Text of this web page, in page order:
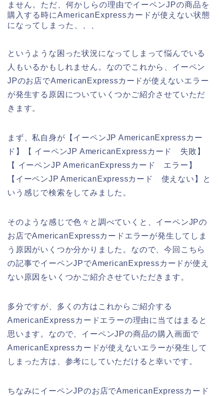
ません。ただ、何かしらの理由でイーペンJPの商品を
購入する時にAmericanExpressカードが使えない状態
になってしまった、、、
というような困った状況になってしまって悩んでいる
人もいるかもしれません。なのでこれから、イーペン
JPのお店でAmericanExpressカードが使えないエラー
が発生する原因についていくつかご紹介させていただ
きます。
まず、私自身が【イーペンJP AmericanExpressカー
ド】【 イーペンJP AmericanExpressカード 失敗】
【 イーペンJP AmericanExpressカード エラー】
【イーペンJP AmericanExpressカード 使えない】と
いう感じで検索をしてみました。
そのような感じで色々と調べていくと、イーペンJPの
お店でAmericanExpressカードエラーが発生してしま
う原因がいくつか分かりました。なので、今回こちら
の記事でイーペンJPでAmericanExpressカードが使え
ない原因をいくつかご紹介させていただきます。
多分ですが、多くの方はこれからご紹介する
AmericanExpressカードエラーの理由に当てはまると
思います。なので、イーペンJPの商品の購入画面で
AmericanExpressカードが使えないエラーが発生して
しまった方は、参考にしていただけると幸いです。
ちなみにイーペンJPのお店でAmericanExpressカード